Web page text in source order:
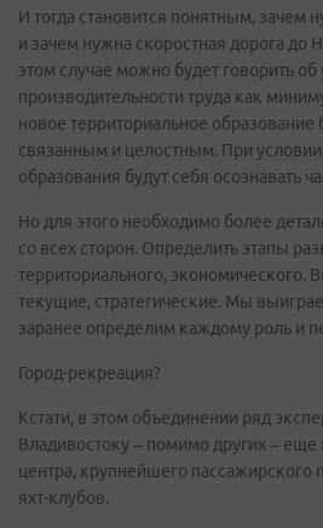
И тогда становится понятным, зачем
и зачем нужна скоростная дорога до
этом случае можно будет говорить об
производительности труда как
новое территориальное образование
связанным и целостным. При условии,
образования будут себя осознавать
Но для этого необходимо более
со всех сторон. Определить этапы
территориального, экономического.
текущие, стратегические. Мы
заранее определим каждому роль и
Город-рекреация?
Кстати, в этом объединении ряд
Владивостоку – помимо других – еще
центра, крупнейшего пассажирского
яхт-клубов.